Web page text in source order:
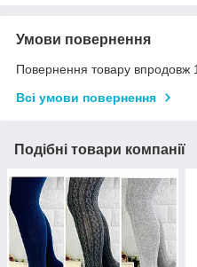
Умови повернення
Повернення товару впродовж
Всі умови повернення
Подібні товари компанії